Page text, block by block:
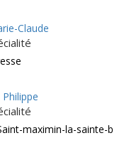
Claude
maximin-la-sainte-b